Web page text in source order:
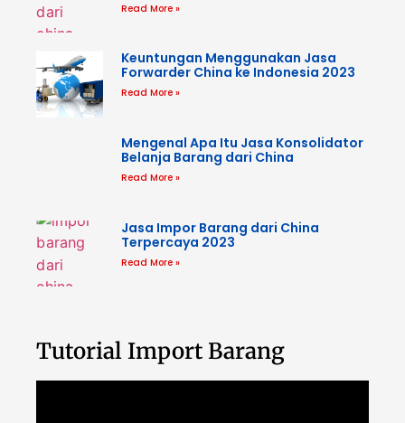
Read More »
Keuntungan Menggunakan Jasa
Forwarder China ke Indonesia 2023
Read More »
Mengenal Apa Itu Jasa Konsolidator
Belanja Barang dari China
Read More »
Jasa Impor Barang dari China
Terpercaya 2023
Read More »
Tutorial Import Barang